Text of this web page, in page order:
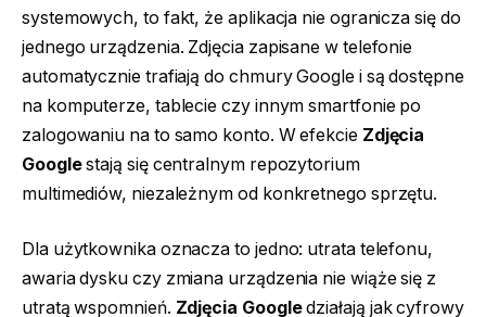
systemowych, to fakt, że aplikacja nie ogranicza się do
jednego urządzenia. Zdjęcia zapisane w telefonie
automatycznie trafiają do chmury Google i są dostępne
na komputerze, tablecie czy innym smartfonie po
zalogowaniu na to samo konto. W efekcie Zdjęcia
Googlestają się centralnym repozytorium
multimediów, niezależnym od konkretnego sprzętu.
Dla użytkownika oznacza to jedno: utrata telefonu,
awaria dysku czy zmiana urządzenia nie wiąże się z
utratą wspomnień. Zdjęcia Googledziałają jak cyfrowy